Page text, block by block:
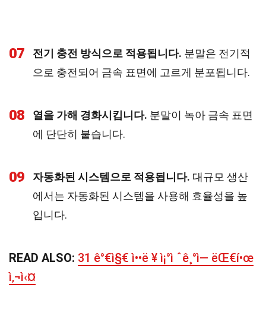
07 전기 충전 방식으로 적용됩니다. 분말은 전기적
으로 충전되어 금속 표면에 고르게 분포됩니다.
08 열을 가해 경화시킵니다. 분말이 녹아 금속 표면
에 단단히 붙습니다.
09 자동화된 시스템으로 적용됩니다. 대규모 생산
에서는 자동화된 시스템을 사용해 효율성을 높
입니다.
READ ALSO: 31 ê°€ì§€ ì••ë ¥ ì¡°ì ˆê¸°ì— ëŒ€í•œ
ì‚¬ì‹¤